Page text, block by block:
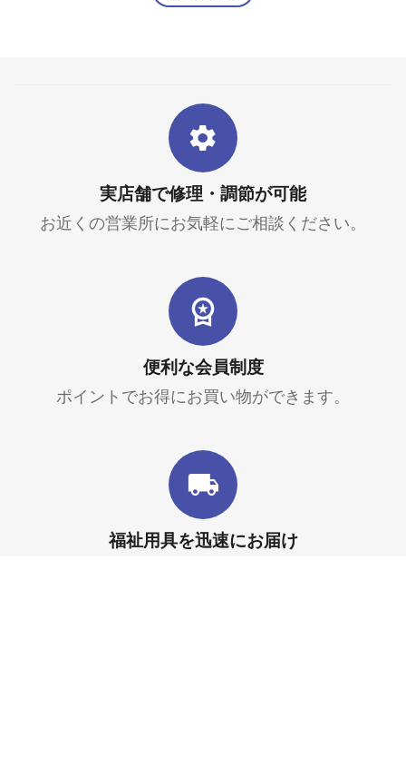
実店舗で修理・調節が可能
お近くの営業所にお気軽にご相談ください。
便利な会員制度
ポイントでお得にお買い物ができます。
福祉用具を迅速にお届け